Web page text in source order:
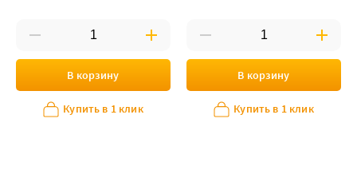
В корзину
Купить в 1 клик
В корзину
Купить в 1 клик